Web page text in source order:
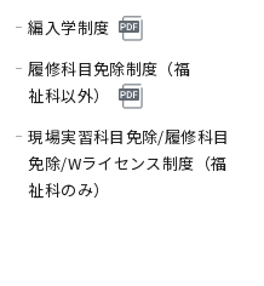
編入学制度
履修科目免除制度（福
祉科以外）
現場実習科目免除/履修科目
免除/Wライセンス制度（福
祉科のみ）